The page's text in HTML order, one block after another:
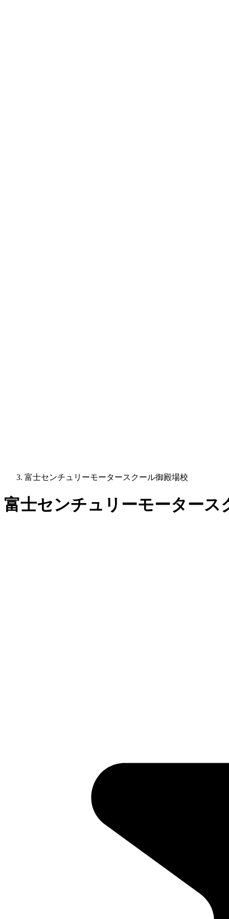
富士センチュリーモータースクール御殿場校
富士センチュリーモータース